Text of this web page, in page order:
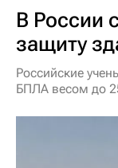
В России
защиту
Российские
БПЛА весом до